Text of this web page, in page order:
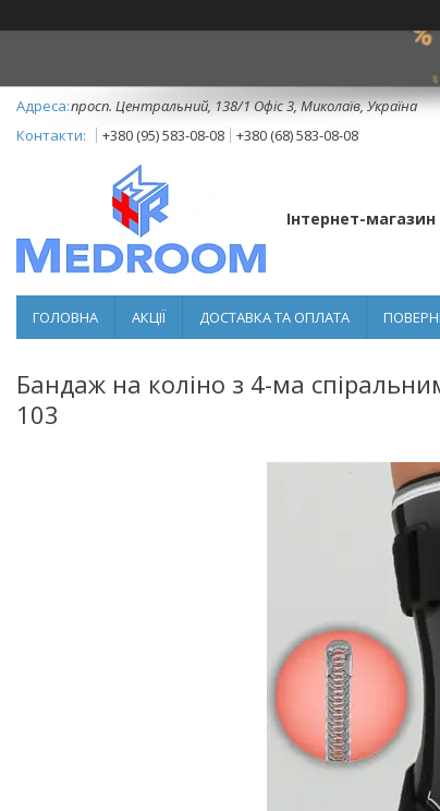
просп. Центральний, 138/1 Офіс 3, Миколаїв, Україна
+380 (95) 583-08-08
+380 (68) 583-08-08
Інтернет-
ГОЛОВНА АКЦІЇ ДОСТАВКА ТА ОПЛАТА
Бандаж на коліно з 4-ма
103